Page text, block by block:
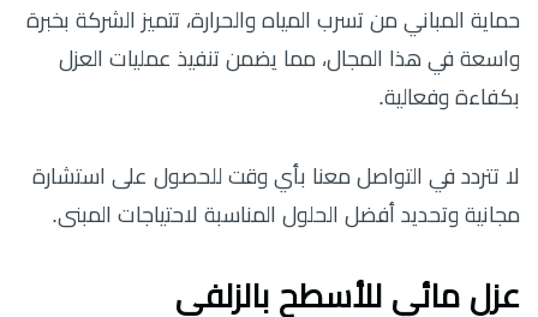
حماية المباني من تسرب المياه والحرارة، تتميز الشركة بخبرة
واسعة في هذا المجال، مما يضمن تنفيذ عمليات العزل
بكفاءة وفعالية.
لا تتردد في التواصل معنا بأي وقت للحصول على استشارة
مجانية وتحديد أفضل الحلول المناسبة لاحتياجات المبنى.
عزل مائي للأسطح بالزلفى